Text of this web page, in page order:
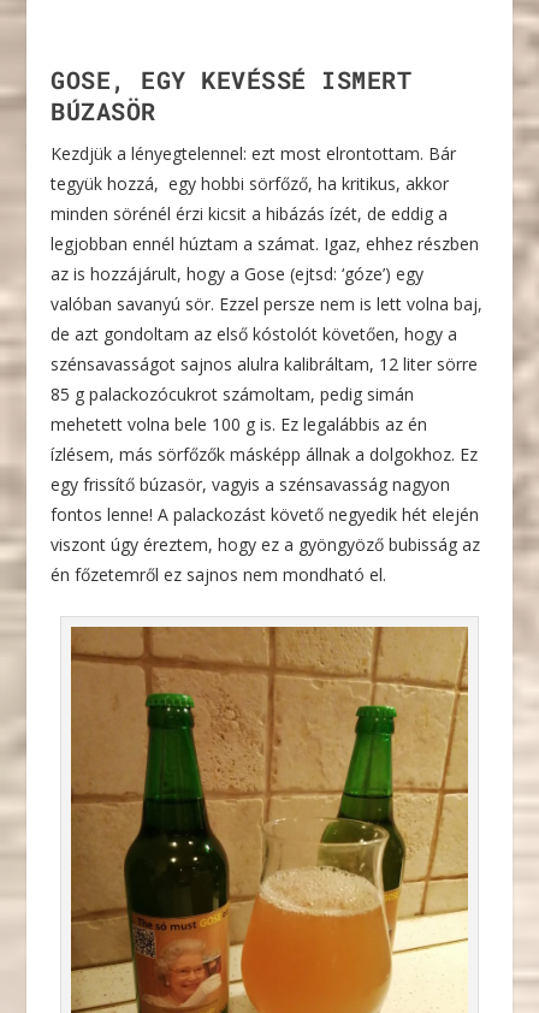
GOSE, EGY KEVÉSSÉ ISMERT
BÚZASÖR
Kezdjük a lényegtelennel: ezt most elrontottam. Bár
tegyük hozzá, egy hobbi sörfőző, ha kritikus, akkor
minden sörénél érzi kicsit a hibázás ízét, de eddig a
legjobban ennél húztam a számat. Igaz, ehhez részben
az is hozzájárult, hogy a Gose (ejtsd: ‘góze’) egy
valóban savanyú sör. Ezzel persze nem is lett volna baj,
de azt gondoltam az első kóstolót követően, hogy a
szénsavasságot sajnos alulra kalibráltam, 12 liter sörre
85 g palackozócukrot számoltam, pedig simán
mehetett volna bele 100 g is. Ez legalábbis az én
ízlésem, más sörfőzők másképp állnak a dolgokhoz. Ez
egy frissítő búzasör, vagyis a szénsavasság nagyon
fontos lenne! A palackozást követő negyedik hét elején
viszont úgy éreztem, hogy ez a gyöngyöző bubisság az
én főzetemről ez sajnos nem mondható el.